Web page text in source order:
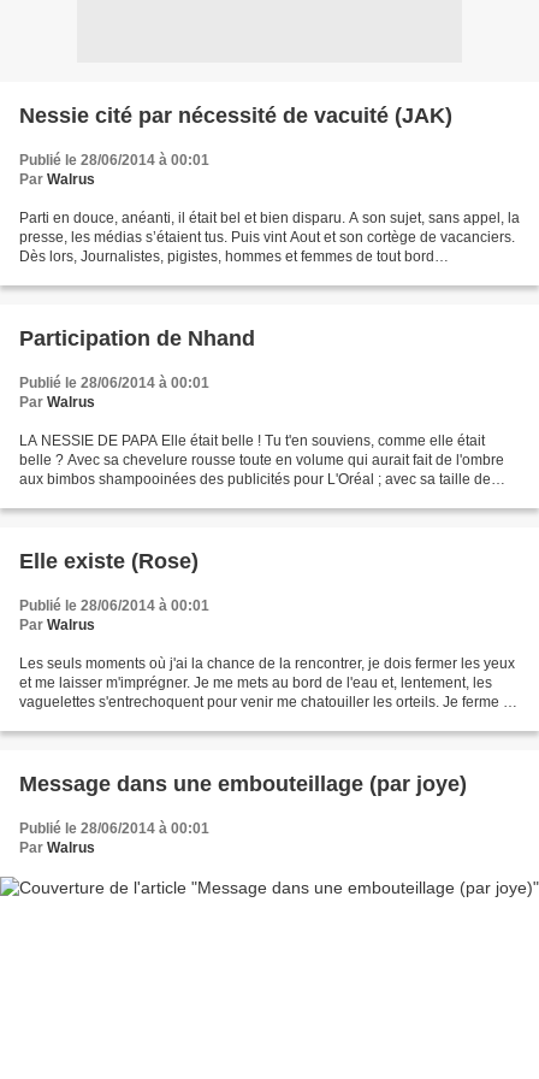
Nessie cité par nécessité de vacuité (JAK)
Publié le 28/06/2014 à 00:01
Par Walrus
Parti en douce, anéanti, il était bel et bien disparu. A son sujet, sans appel, la
presse, les médias s’étaient tus. Puis vint Aout et son cortège de vacanciers.
Dès lors, Journalistes, pigistes, hommes et femmes de tout bord
Participation de Nhand
Publié le 28/06/2014 à 00:01
Par Walrus
LA NESSIE DE PAPA Elle était belle ! Tu t'en souviens, comme elle était
belle ? Avec sa chevelure rousse toute en volume qui aurait fait de l'ombre
aux bimbos shampooinées des publicités pour L'Oréal ; avec sa taille de
Elle existe (Rose)
Publié le 28/06/2014 à 00:01
Par Walrus
Les seuls moments où j'ai la chance de la rencontrer, je dois fermer les yeux
et me laisser m'imprégner. Je me mets au bord de l'eau et, lentement, les
vaguelettes s'entrechoquent pour venir me chatouiller les orteils. Je ferme un
Message dans une embouteillage (par joye)
Publié le 28/06/2014 à 00:01
Par Walrus